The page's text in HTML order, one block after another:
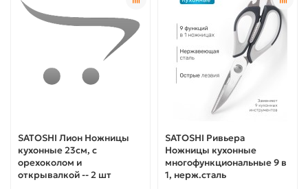
SATOSHI Лион Ножницы
кухонные 23см, с
орехоколом и
открывалкой -- 2 шт
SATOSHI Ривьера
Ножницы кухонные
многофункциональные 9 в
1, нерж.сталь